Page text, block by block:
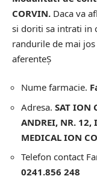
CORVIN. Daca va
si doriti sa intrati in
randurile de mai
aferenteȘ
Nume farmacie.
Adresa. SAT ION
ANDREI, NR. 12,
MEDICAL ION
Telefon contact
0241.856 248